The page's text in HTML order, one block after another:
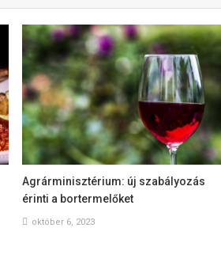
Agrárminisztérium: új szabályozás
érinti a bortermelőket
október 6, 2023